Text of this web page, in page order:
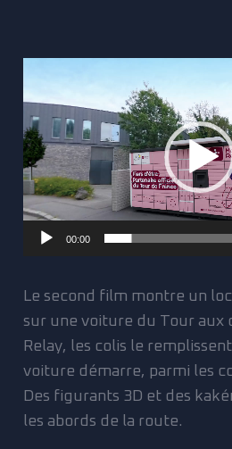
vidéo
00:00
Le second film montre un
sur une voiture du Tour aux
Relay, les colis le
voiture démarre, parmi les
Des figurants 3D et des
les abords de la route.